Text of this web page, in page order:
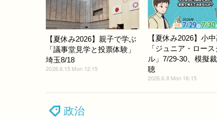
【夏休み2026】親子で学ぶ
「議事堂見学と投票体験」
埼玉8/18
2026.6.15 Mon 12:15
【夏休み2026】小
「ジュニア・ロース
ル」7/29-30、模擬
聴
2026.6.8 Mon 16:15
政治